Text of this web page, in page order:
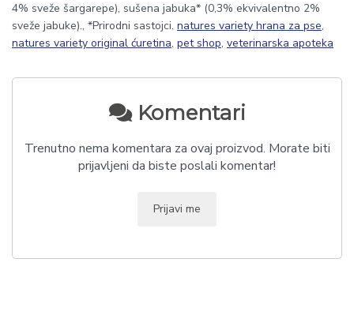
4% sveže šargarepe), sušena jabuka* (0,3% ekvivalentno 2%
sveže jabuke)., *Prirodni sastojci. natures variety hrana za pse,
natures variety original ćuretina, pet shop, veterinarska apoteka
Komentari
Trenutno nema komentara za ovaj proizvod. Morate biti
prijavljeni da biste poslali komentar!
Prijavi me